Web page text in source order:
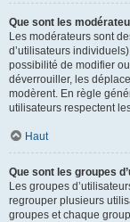
Que sont les
Les modérateurs sont
d’utilisateurs
possibilité de modifier
déverrouiller, les
modèrent. En règle
utilisateurs respectent
Haut
Que sont les groupes
Les groupes
regrouper plusieurs
groupes et chaque